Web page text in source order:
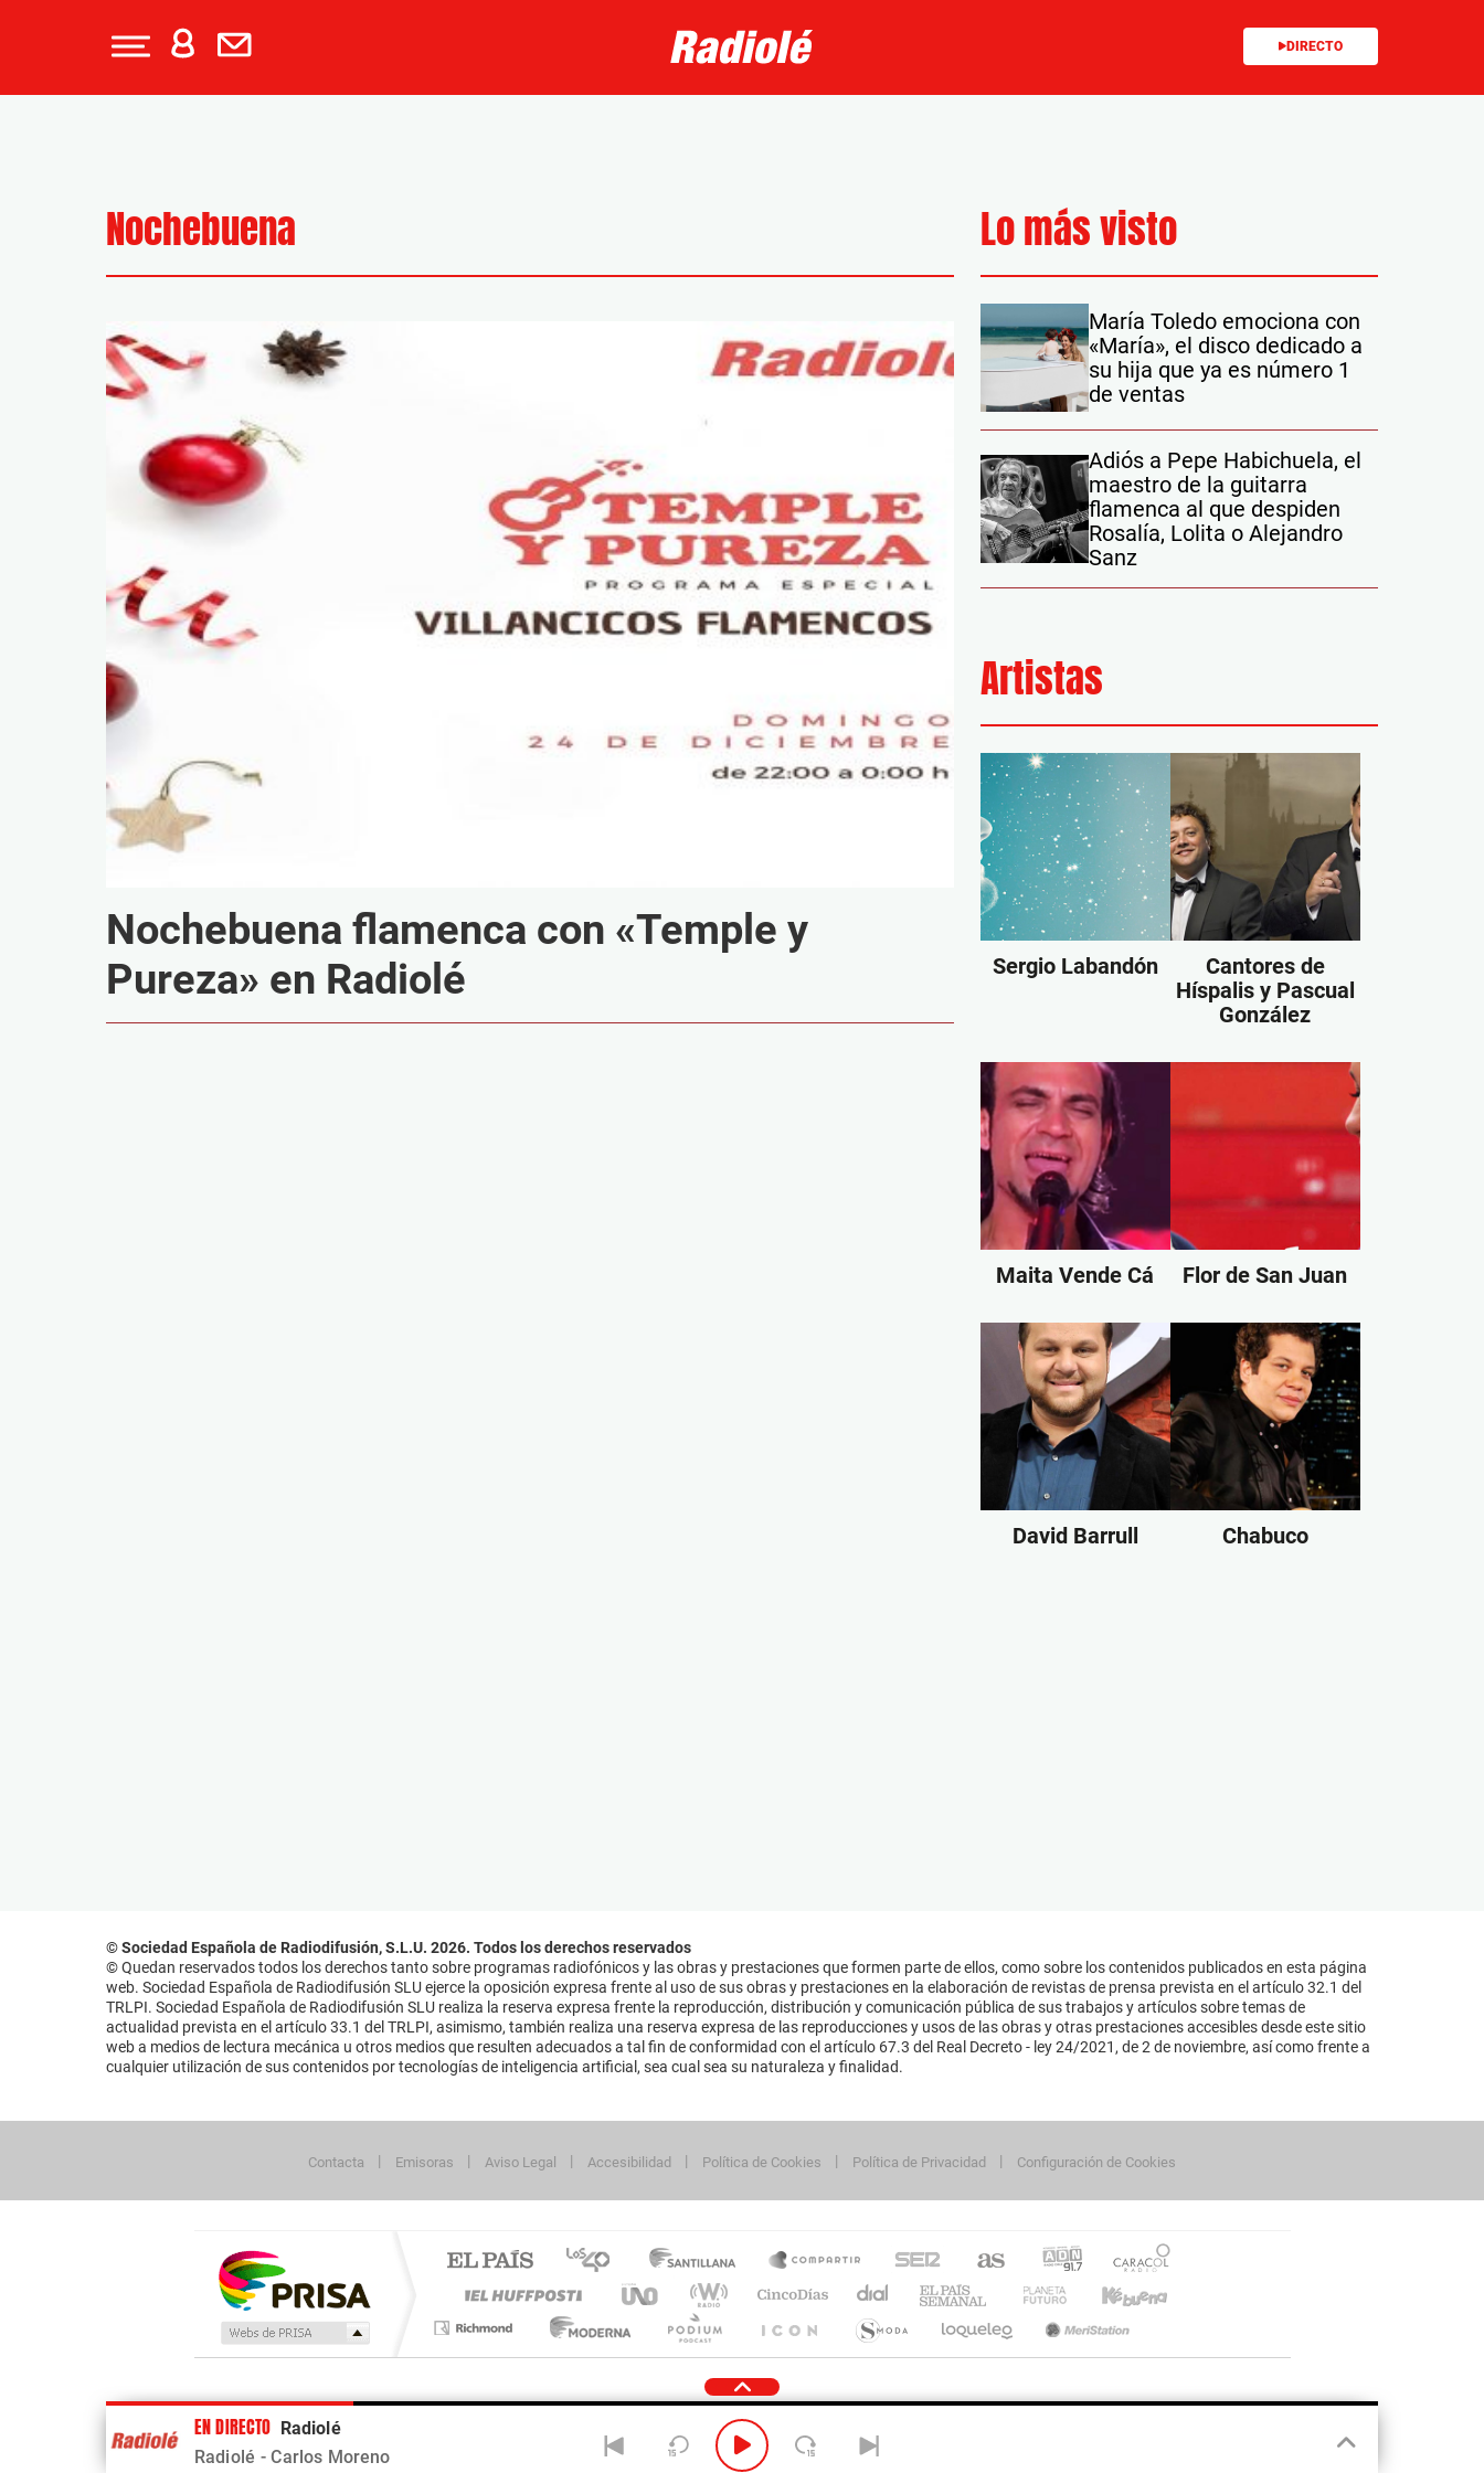
DIRECTO
Nochebuena
Nochebuena flamenca con «Temple y
Pureza» en Radiolé
Lo más visto
María Toledo emociona con
«María», el disco dedicado a
su hija que ya es número 1
de ventas
Adiós a Pepe Habichuela, el
maestro de la guitarra
flamenca al que despiden
Rosalía, Lolita o Alejandro
Sanz
Artistas
Sergio Labandón
Cantores de
Híspalis y Pascual
González
Maita Vende Cá Flor de San Juan
David Barrull Chabuco
© Sociedad Española de Radiodifusión, S.L.U. 2026. Todos los derechos reservados
© Quedan reservados todos los derechos tanto sobre programas radiofónicos y las obras y prestaciones que formen parte de ellos, como sobre los contenidos publicados en esta página
web. Sociedad Española de Radiodifusión SLU ejerce la oposición expresa frente al uso de sus obras y prestaciones en la elaboración de revistas de prensa prevista en el artículo 32.1 del
TRLPI. Sociedad Española de Radiodifusión SLU realiza la reserva expresa frente la reproducción, distribución y comunicación pública de sus trabajos y artículos sobre temas de
actualidad prevista en el artículo 33.1 del TRLPI, asimismo, también realiza una reserva expresa de las reproducciones y usos de las obras y otras prestaciones accesibles desde este sitio
web a medios de lectura mecánica u otros medios que resulten adecuados a tal fin de conformidad con el artículo 67.3 del Real Decreto - ley 24/2021, de 2 de noviembre, así como frente a
cualquier utilización de sus contenidos por tecnologías de inteligencia artificial, sea cual sea su naturaleza y finalidad.
Contacta Emisoras Aviso Legal Accesibilidad Política de Cookies Política de Privacidad Configuración de Cookies
Tu contenido empezará después de la publicidad
EN DIRECTO Radiolé
Radiolé - Carlos Moreno